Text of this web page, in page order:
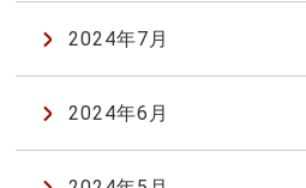
2024年7月
2024年6月